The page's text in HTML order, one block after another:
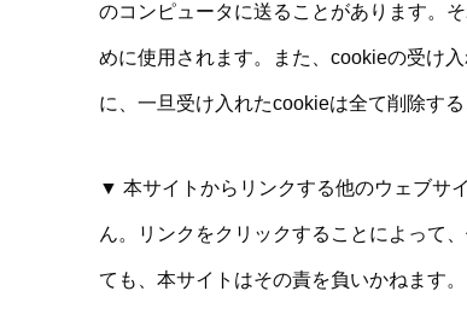
のコンピュータに送ることがあります。
めに使用されます。また、cookieの受け
に、一旦受け入れたcookieは全て削除する
▼ 本サイトからリンクする他のウェブサ
ん。リンクをクリックすることによって
ても、本サイトはその責を負いかねます。